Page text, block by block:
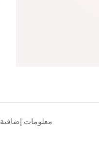
معلومات إضافية